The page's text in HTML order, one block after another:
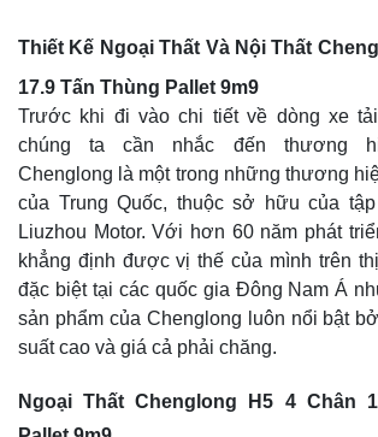
Thiết Kế Ngoại Thất Và Nội Thất
17.9 Tấn Thùng Pallet 9m9
Trước khi đi vào chi tiết về dòng xe
chúng ta cần nhắc đến thương
Chenglong là một trong những thương
của Trung Quốc, thuộc sở hữu của
Liuzhou Motor. Với hơn 60 năm phát
khẳng định được vị thế của mình trên
đặc biệt tại các quốc gia Đông Nam Á
sản phẩm của Chenglong luôn nổi bật
suất cao và giá cả phải chăng.
Ngoại Thất Chenglong H5 4 Chân